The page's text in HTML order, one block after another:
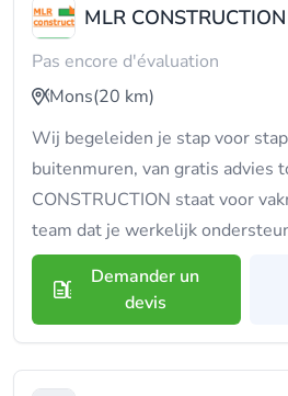
MLR CONSTRUCTION
Pas encore d'évaluation
Mons(20 km)
Wij begeleiden je stap voor
buitenmuren, van gratis advies
CONSTRUCTION staat voor
team dat je werkelijk
Demander un
devis